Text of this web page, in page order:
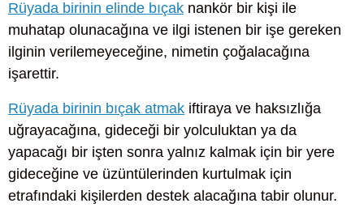
Rüyada birinin elinde bıçak nankör bir kişi ile
muhatap olunacağına ve ilgi istenen bir işe gereken
ilginin verilemeyeceğine, nimetin çoğalacağına
işarettir.
Rüyada birinin bıçak atmak iftiraya ve haksızlığa
uğrayacağına, gideceği bir yolculuktan ya da
yapacağı bir işten sonra yalnız kalmak için bir yere
gideceğine ve üzüntülerinden kurtulmak için
etrafındaki kişilerden destek alacağına tabir olunur.